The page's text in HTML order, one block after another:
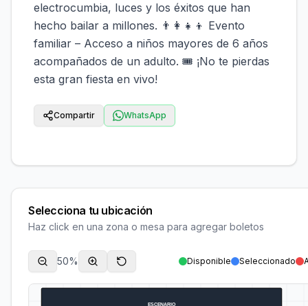
electrocumbia, luces y los éxitos que han
hecho bailar a millones. 👨‍👩‍👧‍👦 Evento
familiar – Acceso a niños mayores de 6 años
acompañados de un adulto. 🎟️ ¡No te pierdas
esta gran fiesta en vivo!
Compartir WhatsApp
Selecciona tu ubicación
Haz click en una zona o mesa para agregar boletos
50% Disponible Seleccionado